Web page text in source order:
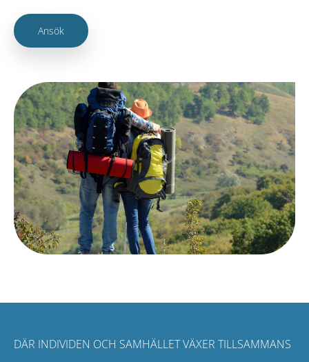
Ansök
DÄR INDIVIDEN OCH SAMHÄLLET VÄXER TILLSAMMANS